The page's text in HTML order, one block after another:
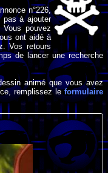
n°226,
pas à ajouter
pouvez
ont aidé à
Vos retours
de lancer une recherche
animé que vous avez
remplissez leformulaire